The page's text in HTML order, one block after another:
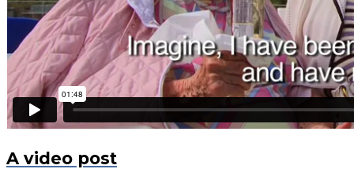
A video post